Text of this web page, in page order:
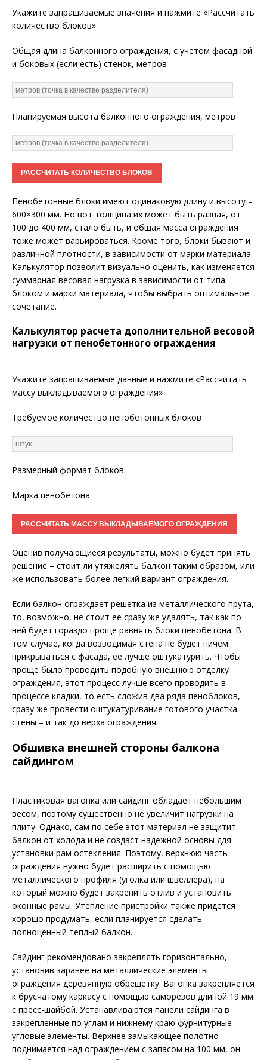
Укажите запрашиваемые значения и нажмите «Рассчитать
количество блоков»
Общая длина балконного ограждения, с учетом фасадной
и боковых (если есть) стенок, метров
Планируемая высота балконного ограждения, метров
Пенобетонные блоки имеют одинаковую длину и высоту –
600×300 мм. Но вот толщина их может быть разная, от
100 до 400 мм, стало быть, и общая масса ограждения
тоже может варьироваться. Кроме того, блоки бывают и
различной плотности, в зависимости от марки материала.
Калькулятор позволит визуально оценить, как изменяется
суммарная весовая нагрузка в зависимости от типа
блоком и марки материала, чтобы выбрать оптимальное
сочетание.
Калькулятор расчета дополнительной весовой
нагрузки от пенобетонного ограждения
Укажите запрашиваемые данные и нажмите «Рассчитать
массу выкладываемого ограждения»
Требуемое количество пенобетонных блоков
Размерный формат блоков:
Марка пенобетона
Оценив получающиеся результаты, можно будет принять
решение – стоит ли утяжелять балкон таким образом, или
же использовать более легкий вариант ограждения.
Если балкон ограждает решетка из металлического прута,
то, возможно, не стоит ее сразу же удалять, так как по
ней будет гораздо проще равнять блоки пенобетона. В
том случае, когда возводимая стена не будет ничем
прикрываться с фасада, ее лучше оштукатурить. Чтобы
проще было проводить подобную внешнюю отделку
ограждения, этот процесс лучше всего проводить в
процессе кладки, то есть сложив два ряда пеноблоков,
сразу же провести оштукатуривание готового участка
стены – и так до верха ограждения.
Обшивка внешней стороны балкона
сайдингом
Пластиковая вагонка или сайдинг обладает небольшим
весом, поэтому существенно не увеличит нагрузки на
плиту. Однако, сам по себе этот материал не защитит
балкон от холода и не создаст надежной основы для
установки рам остекления. Поэтому, верхнюю часть
ограждения нужно будет расширить с помощью
металлического профиля (уголка или швеллера), на
который можно будет закрепить отлив и установить
оконные рамы. Утепление пристройки также придется
хорошо продумать, если планируется сделать
полноценный теплый балкон.
Сайдинг рекомендовано закреплять горизонтально,
установив заранее на металлические элементы
ограждения деревянную обрешетку. Вагонка закрепляется
к брусчатому каркасу с помощью саморезов длиной 19 мм
с пресс-шайбой. Устанавливаются панели сайдинга в
закрепленные по углам и нижнему краю фурнитурные
угловые элементы. Верхнее замыкающее полотно
поднимается над ограждением с запасом на 100 мм, он